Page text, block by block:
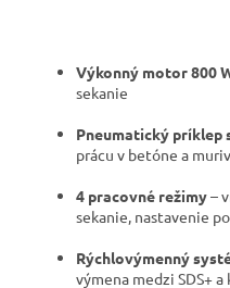
Výkonný motor 800
sekanie
Pneumatický príklep
prácu v betóne a
4 pracovné režimy–
sekanie, nastavenie
Rýchlovýmenný
výmena medzi SDS+